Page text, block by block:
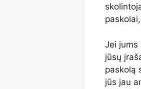
Jei jums
jūsų
paskolą
jūs jau